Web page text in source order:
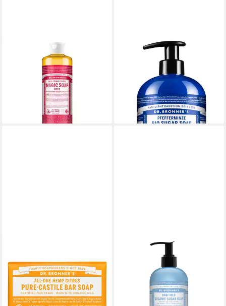
Flüssigseife Rose - 18in1
Magic Soap Naturseife 475ml
lieferbar - in 3-4 Werktagen bei dir
DR. BRONNERS
Flüssigseife Pfefferminze, 1-
tlg., Sugar Soap Naturseife
ab 21,95 €
(30,92 €/ 1 l)
lieferbar - in 6-7 Werktagen bei dir
Bronner'S Jábon En Pastilla
Cítricos 140 G
13,70 €
(97,86 €/ 1 kg)
DR. BRONNERS
Körperpflegemittel Dr.
Bronner's - Bio-Zuckerseife
Baby Mild
ab 25,29 €